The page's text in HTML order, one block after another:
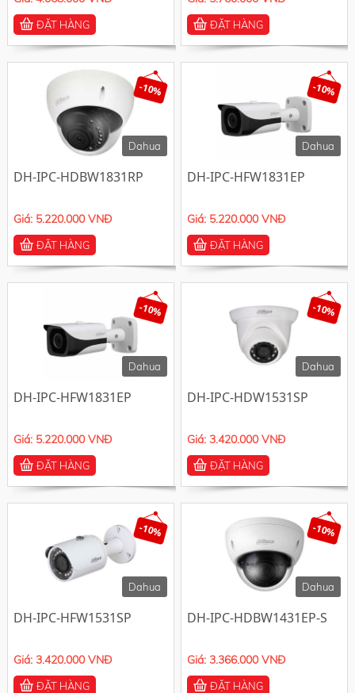
ĐẶT HÀNG ĐẶT HÀNG
Dahua
-10%
DH-IPC-HDBW1831RP
Giá: 5.220.000 VNĐ
ĐẶT HÀNG
Dahua
-10%
DH-IPC-HFW1831EP
Giá: 5.220.000 VNĐ
ĐẶT HÀNG
Dahua
-10%
DH-IPC-HFW1831EP
Giá: 5.220.000 VNĐ
ĐẶT HÀNG
Dahua
-10%
DH-IPC-HDW1531SP
Giá: 3.420.000 VNĐ
ĐẶT HÀNG
Dahua
-10%
DH-IPC-HFW1531SP
Giá: 3.420.000 VNĐ
ĐẶT HÀNG
Dahua
-10%
DH-IPC-HDBW1431EP-S
Giá: 3.366.000 VNĐ
ĐẶT HÀNG